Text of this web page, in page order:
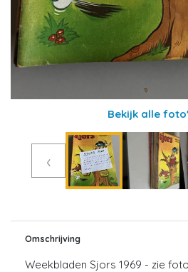
Bekijk alle
‹
Omschrijving
Weekbladen Sjors 1969 - zie